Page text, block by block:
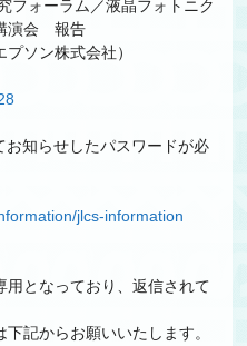
フォーラム／液晶フォトニク
演会 報告
ソン株式会社）
知らせしたパスワードが必
jlcs-information
となっており、返信されて
記からお願いいたします。